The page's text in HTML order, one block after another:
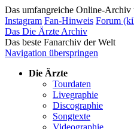
Das umfangreiche Online-Archiv
Instagram Fan-Hinweis Forum
Das Die Ärzte Archiv
Das beste Fanarchiv der Welt
Navigation überspringen
Die Ärzte
Tourdaten
Livegraphie
Discographie
Songtexte
Videographie